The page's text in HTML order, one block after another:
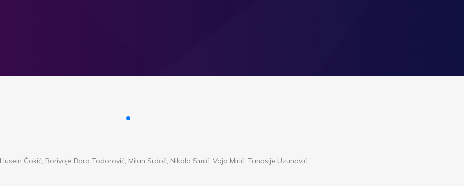
Husein Čokić, Borivoje Bora Todorović, Milan Srdoč, Nikola Simić, Voja Mirić, Tanasije Uzunović,